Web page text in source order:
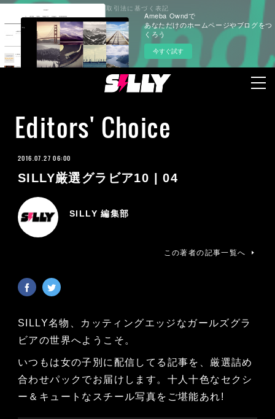
Ameba Owndで
あなただけのホームページやブログをつ
くろう
今すぐ試す
Editors' Choice
2016.07.27 06:00
SILLY厳選グラビア10 | 04
SILLY 編集部
この著者の記事一覧へ
SILLY名物、カッティングエッジなガールズグラ
ビアの世界へようこそ。
いつもは女の子別に配信してる記事を、厳選詰め
合わせパックでお届けします。十人十色なセクシ
ー＆キュートなスチール写真をご堪能あれ!
プライバシーポリシー 特定商取引法に基づく表記